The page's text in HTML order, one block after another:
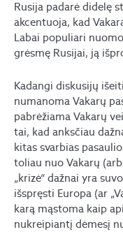
Rusija padarė didelę
akcentuoja, kad
Labai populiari
grėsmę Rusijai, ją
Kadangi diskusijų
numanoma Vakarų
pabrėžiama Vakarų
tai, kad anksčiau
kitas svarbias
toliau nuo Vakarų
„krizė“ dažnai yra
išspręsti Europa (ar
karą mąstoma kaip
nukreipiantį dėmesį